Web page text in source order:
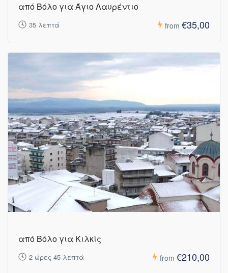
από Βόλο για Άγιο Λαυρέντιο
35 λεπτά from €35,00
από Βόλο για Κιλκίς
2 ώρες 45 λεπτά from €210,00